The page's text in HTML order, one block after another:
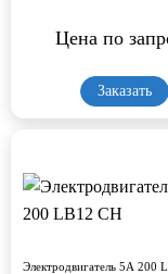
Цена по
Заказать
Электродвигатель 5А 200